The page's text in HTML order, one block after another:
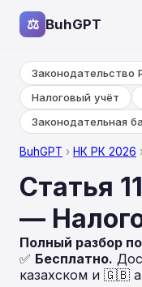
⚖ BuhGPT
Законодательство
Налоговый учёт
Законодательная
BuhGPT › НК РК 2026
Статья
—
Полный разбор
✅ Бесплатно.
казахском и 🇬🇧